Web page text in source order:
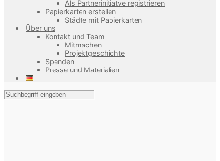
Als Partnerinitiatve registrieren
Papierkarten erstellen
Städte mit Papierkarten
Über uns
Kontakt und Team
Mitmachen
Projektgeschichte
Spenden
Presse und Materialien